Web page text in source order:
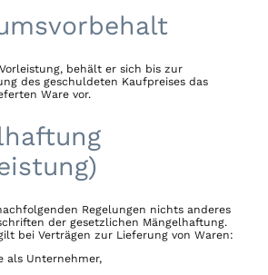
behält er sich bis zur
des geschuldeten Kaufpreises das
Ware vor.
Regelungen nichts anderes
der gesetzlichen Mängelhaftung.
bei Verträgen zur Lieferung von Waren:
als Unternehmer,